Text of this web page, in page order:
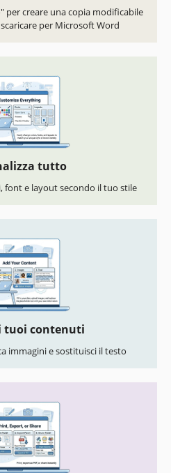
per creare una copia modificabile
per Microsoft Word
tutto
font e layout secondo il tuo stile
tuoi contenuti
immagini e sostituisci il testo